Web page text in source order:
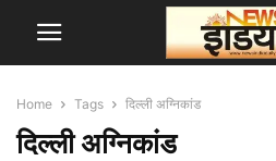
Home Tags दिल्ली अग्निकांड
दिल्ली अग्निकांड